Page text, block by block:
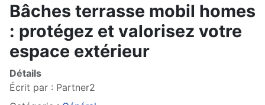
Bâches terrasse mobil homes
: protégez et valorisez votre
espace extérieur
Détails
Écrit par : Partner2